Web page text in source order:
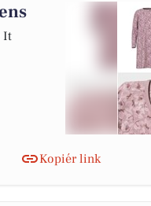
It
Kopiér link